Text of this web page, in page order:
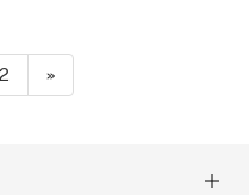
2 »